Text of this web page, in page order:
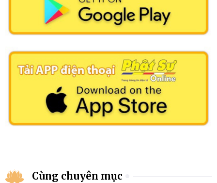
Cùng chuyên mục